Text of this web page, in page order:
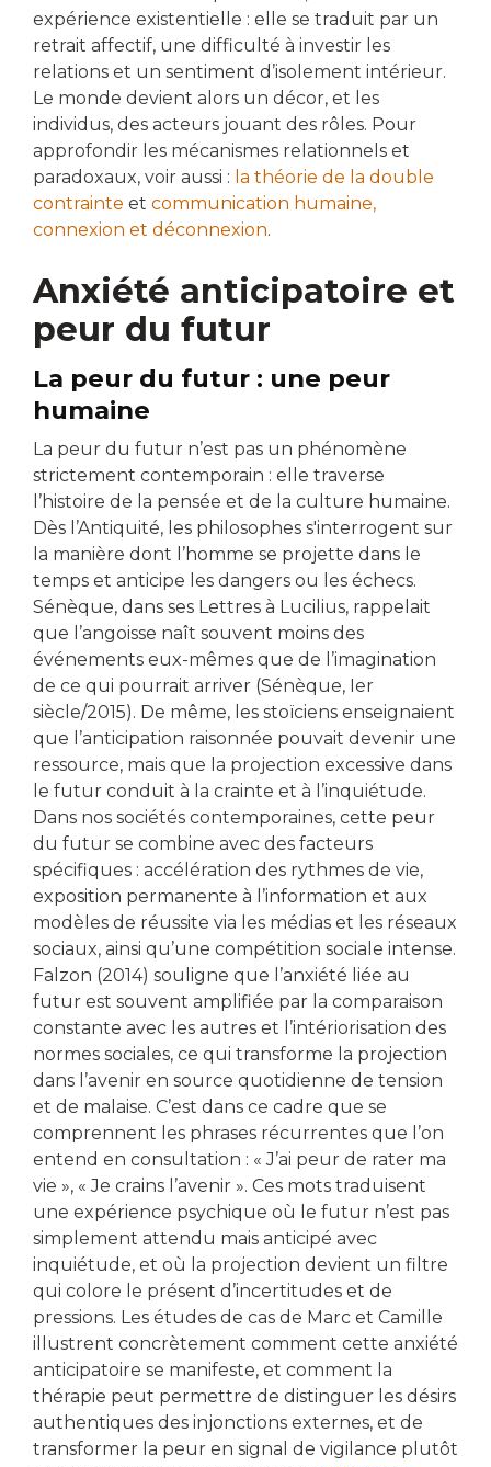
expérience existentielle : elle se traduit par un
retrait affectif, une difficulté à investir les
relations et un sentiment d’isolement intérieur.
Le monde devient alors un décor, et les
individus, des acteurs jouant des rôles. Pour
approfondir les mécanismes relationnels et
paradoxaux, voir aussi : la théorie de la double
contrainte et communication humaine,
connexion et déconnexion.
Anxiété anticipatoire et
peur du futur
La peur du futur : une peur
humaine
La peur du futur n’est pas un phénomène
strictement contemporain : elle traverse
l’histoire de la pensée et de la culture humaine.
Dès l’Antiquité, les philosophes s'interrogent sur
la manière dont l’homme se projette dans le
temps et anticipe les dangers ou les échecs.
Sénèque, dans ses Lettres à Lucilius, rappelait
que l’angoisse naît souvent moins des
événements eux-mêmes que de l’imagination
de ce qui pourrait arriver (Sénèque, Ier
siècle/2015). De même, les stoïciens enseignaient
que l’anticipation raisonnée pouvait devenir une
ressource, mais que la projection excessive dans
le futur conduit à la crainte et à l’inquiétude.
Dans nos sociétés contemporaines, cette peur
du futur se combine avec des facteurs
spécifiques : accélération des rythmes de vie,
exposition permanente à l’information et aux
modèles de réussite via les médias et les réseaux
sociaux, ainsi qu’une compétition sociale intense.
Falzon (2014) souligne que l’anxiété liée au
futur est souvent amplifiée par la comparaison
constante avec les autres et l’intériorisation des
normes sociales, ce qui transforme la projection
dans l’avenir en source quotidienne de tension
et de malaise. C’est dans ce cadre que se
comprennent les phrases récurrentes que l’on
entend en consultation : « J’ai peur de rater ma
vie », « Je crains l’avenir ». Ces mots traduisent
une expérience psychique où le futur n’est pas
simplement attendu mais anticipé avec
inquiétude, et où la projection devient un filtre
qui colore le présent d’incertitudes et de
pressions. Les études de cas de Marc et Camille
illustrent concrètement comment cette anxiété
anticipatoire se manifeste, et comment la
thérapie peut permettre de distinguer les désirs
authentiques des injonctions externes, et de
transformer la peur en signal de vigilance plutôt